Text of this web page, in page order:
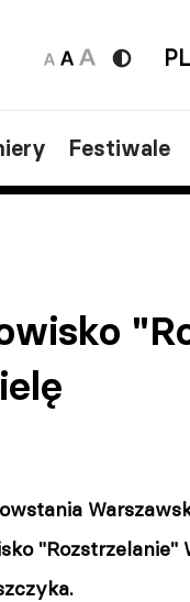
PL
Festiwale
"Rozstrzelanie"